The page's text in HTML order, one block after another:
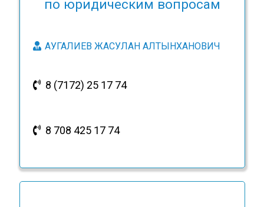
по юридическим вопросам
АУГАЛИЕВ ЖАСУЛАН АЛТЫНХАНОВИЧ
8 (7172) 25 17 74
8 708 425 17 74